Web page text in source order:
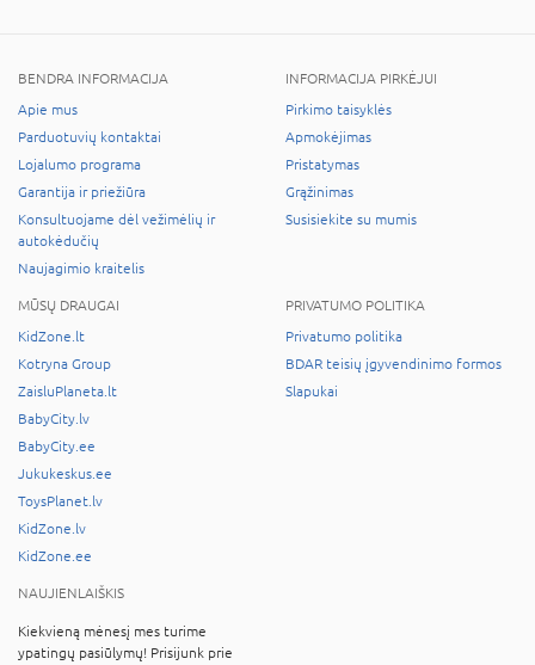
BENDRA INFORMACIJA
Apie mus
Parduotuvių kontaktai
Lojalumo programa
Garantija ir priežiūra
Konsultuojame dėl vežimėlių ir
autokėdučių
Naujagimio kraitelis
INFORMACIJA PIRKĖJUI
Pirkimo taisyklės
Apmokėjimas
Pristatymas
Grąžinimas
Susisiekite su mumis
MŪSŲ DRAUGAI
KidZone.lt
Kotryna Group
ZaisluPlaneta.lt
BabyCity.lv
BabyCity.ee
Jukukeskus.ee
ToysPlanet.lv
KidZone.lv
KidZone.ee
PRIVATUMO POLITIKA
Privatumo politika
BDAR teisių įgyvendinimo formos
Slapukai
NAUJIENLAIŠKIS
Kiekvieną mėnesį mes turime
ypatingų pasiūlymų! Prisijunk prie